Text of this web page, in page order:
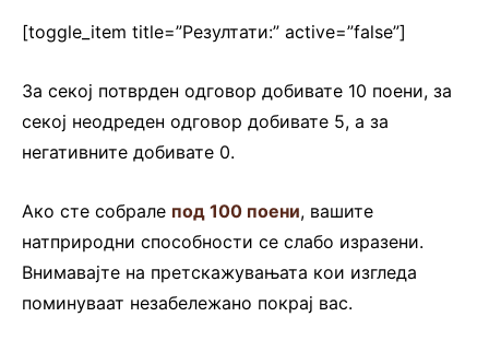
[toggle_item title=”Резултати:” active=”false”]
За секој потврден одговор добивате 10 поени, за
секој неодреден одговор добивате 5, а за
негативните добивате 0.
Ако сте собрале под 100 поени, вашите
натприродни способности се слабо изразени.
Внимавајте на претскажувањата кои изгледа
поминуваат незабележано покрај вас.